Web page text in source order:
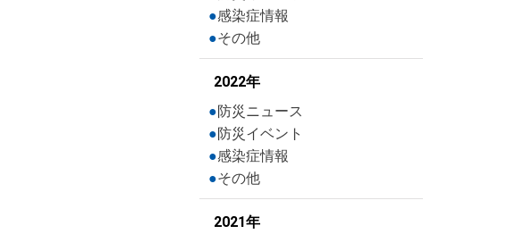
感染症情報
その他
2022年
防災ニュース
防災イベント
感染症情報
その他
2021年